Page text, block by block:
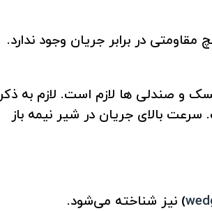
در برابر جریان وجود ندارد.
است برای رسیدن به آب بندی مناسب، تماس سطحی 360 درجه بین دیسک و صندلی ها لازم است. لازم به ذکر
بالای جریان در شیر نیمه باز
) نیز شناخته می‌شود.